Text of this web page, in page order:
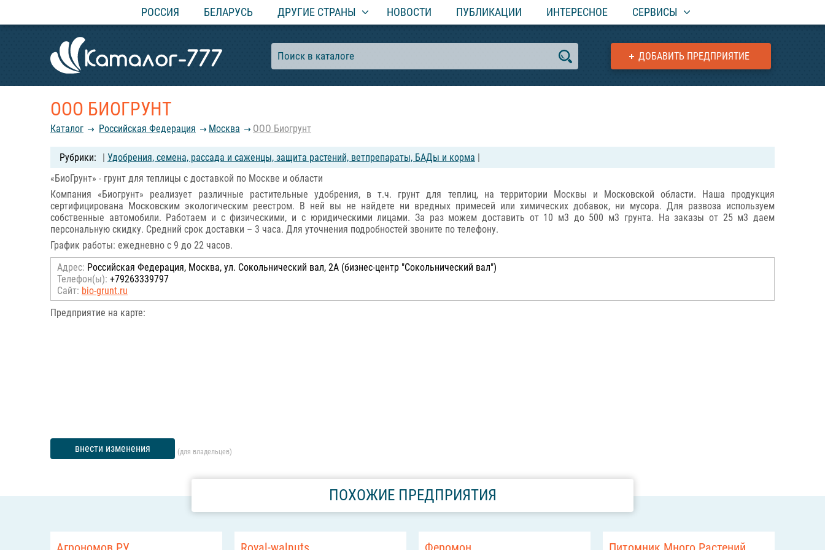
РОССИЯ БЕЛАРУСЬ ДРУГИЕ СТРАНЫ НОВОСТИ ПУБЛИКАЦИИ ИНТЕРЕСНОЕ СЕРВИСЫ
ДОБАВИТЬ ПРЕДПРИЯТИЕ
ООО БИОГРУНТ
Каталог Российcкая Федерация Москва ООО Биогрунт
| Удобрения, семена, рассада и саженцы, защита растений, ветпрепараты, БАДы и корма |
«БиоГрунт» - грунт для теплицы с доставкой по Москве и области
Компания «Биогрунт» реализует различные растительные удобрения, в т.ч. грунт для теплиц, на территории Москвы и Московской области. Наша продукция
сертифицирована Московским экологическим реестром. В ней вы не найдете ни вредных примесей или химических добавок, ни мусора. Для развоза используем
собственные автомобили. Работаем и с физическими, и с юридическими лицами. За раз можем доставить от 10 м3 до 500 м3 грунта. На заказы от 25 м3 даем
персональную скидку. Средний срок доставки – 3 часа. Для уточнения подробностей звоните по телефону.
График работы: ежедневно с 9 до 22 часов.
Адрес: Российcкая Федерация, Москва, ул. Сокольнический вал, 2А (бизнес-центр "Сокольнический вал")
Телефон(ы): +79263339797
Сайт: bio-grunt.ru
Предприятие на карте:
внести изменения (для владельцев)
ПОХОЖИЕ ПРЕДПРИЯТИЯ